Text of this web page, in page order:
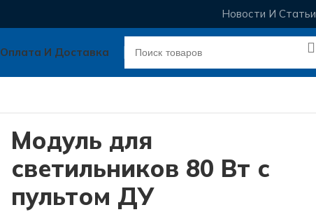
Новости И Статьи
Оплата И Доставка
Модуль для
светильников 80 Вт с
пультом ДУ